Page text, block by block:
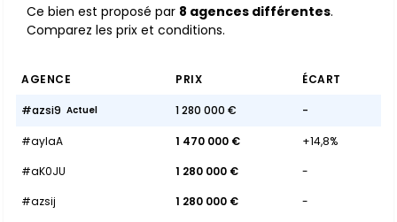
Ce bien est proposé par 8 agences différentes.
Comparez les prix et conditions.
AGENCE PRIX ÉCART
#azsi9 Actuel 1 280 000 € -
#ayIaA 1 470 000 €
+14,8%
#aK0JU
1 280 000 €
-
#azsij
1 280 000 €
-